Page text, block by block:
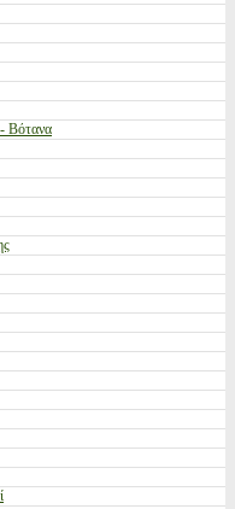
Βότανα